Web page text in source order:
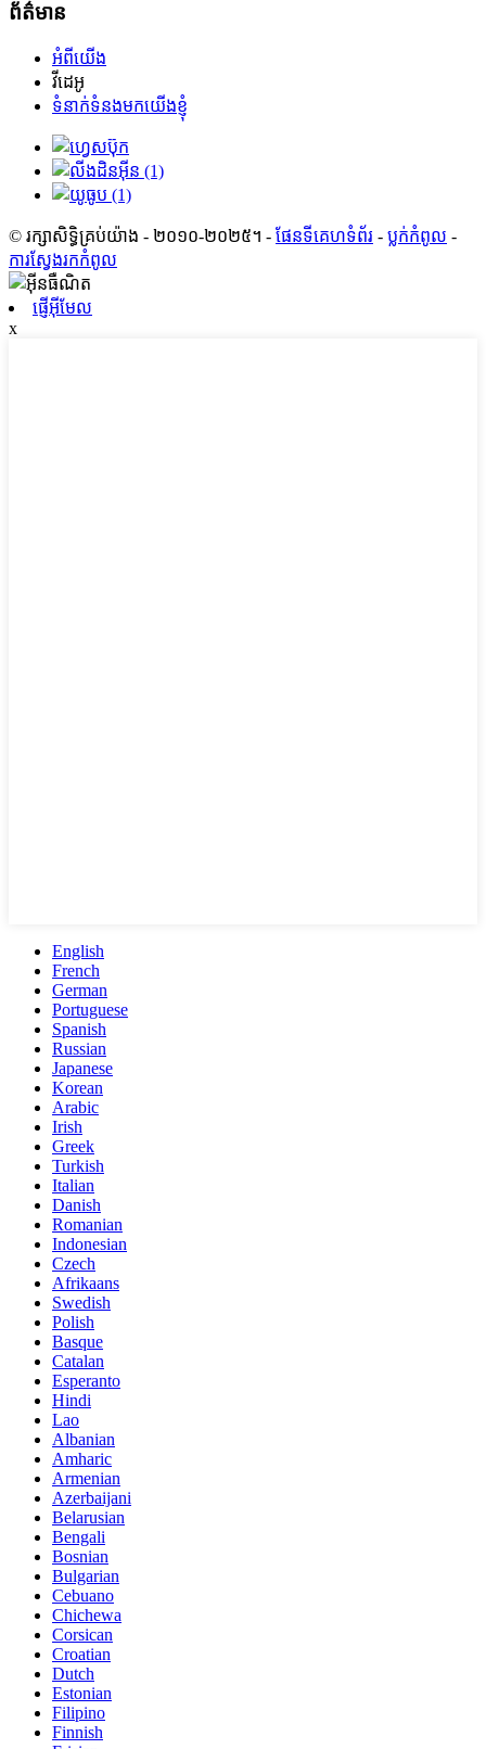
ព័ត៌មាន
អំពីយើង
វីដេអូ
ទំនាក់ទំនងមកយើងខ្ញុំ
© រក្សាសិទ្ធិគ្រប់យ៉ាង - ២០១០-២០២៥។ - ផែនទីគេហទំព័រ - ប្លក់​កំពូល -
ការស្វែងរកកំពូល
ផ្ញើអ៊ីមែល
x
English
French
German
Portuguese
Spanish
Russian
Japanese
Korean
Arabic
Irish
Greek
Turkish
Italian
Danish
Romanian
Indonesian
Czech
Afrikaans
Swedish
Polish
Basque
Catalan
Esperanto
Hindi
Lao
Albanian
Amharic
Armenian
Azerbaijani
Belarusian
Bengali
Bosnian
Bulgarian
Cebuano
Chichewa
Corsican
Croatian
Dutch
Estonian
Filipino
Finnish